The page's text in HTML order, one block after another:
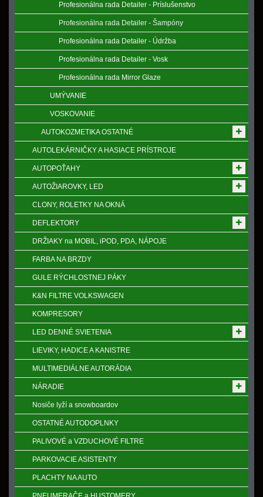
Profesionálna rada Detailer - Príslušenstvo
Profesionálna rada Detailer - Šampóny
Profesionálna rada Detailer - Údržba
Profesionálna rada Detailer - Vosk
Profesionálna rada Mirror Glaze
UMÝVANIE
VOSKOVANIE
AUTOKOZMETIKA OSTATNÉ
AUTOLEKÁRNIČKY A HASIACE PRÍSTROJE
AUTOPOŤAHY
AUTOŽIAROVKY, LED
CLONY, ROLETKY NA OKNÁ
DEFLEKTORY
DRŽIAKY na MOBIL, iPOD, PDA, NÁPOJE
FARBA NA BRZDY
GULE RÝCHLOSTNEJ PÁKY
K&N FILTRE VOLKSWAGEN
KOMPRESORY
LED DENNÉ SVIETENIA
LIEVIKY, HADICE A KANISTRE
MULTIMEDIÁLNE AUTORÁDIA
NÁRADIE
Nosiče lyží a snowboardov
OSTATNÉ AUTODOPLNKY
PALIVOVÉ a VZDUCHOVÉ FILTRE
PARKOVACIE ASISTENTY
PLACHTY NA AUTO